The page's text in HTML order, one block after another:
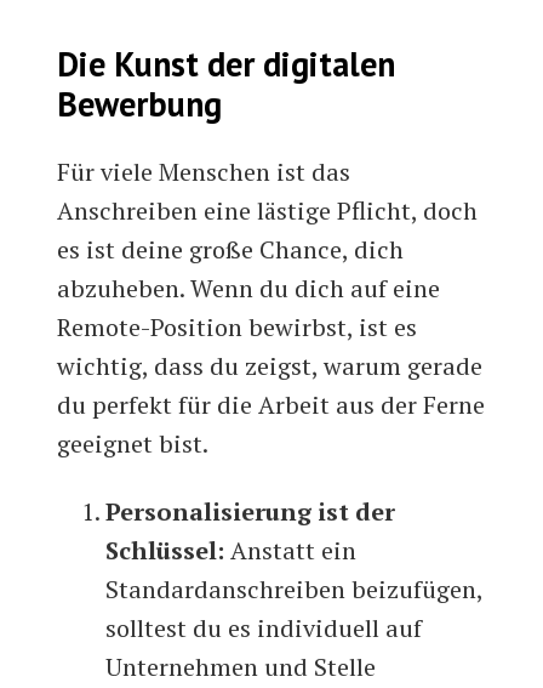
Die Kunst der digitalen
Bewerbung
Für viele Menschen ist das
Anschreiben eine lästige Pflicht, doch
es ist deine große Chance, dich
abzuheben. Wenn du dich auf eine
Remote-Position bewirbst, ist es
wichtig, dass du zeigst, warum gerade
du perfekt für die Arbeit aus der Ferne
geeignet bist.
Personalisierung ist der
Schlüssel: Anstatt ein
Standardanschreiben beizufügen,
solltest du es individuell auf
Unternehmen und Stelle